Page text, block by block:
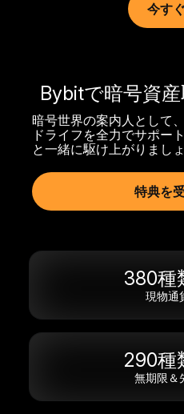
今す
Bybitで暗号資
暗号世界の案内人として
ドライフを全力でサポー
と一緒に駆け上がりましょ
特典を
380種
現物通
290種
無期限＆